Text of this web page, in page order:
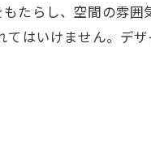
たらし、空間の雰囲
はいけません。デ